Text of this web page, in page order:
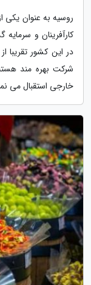
روسیه به عنوان یکی
کارآفرینان و
در این کشور تقریبا
شرکت بهره مند
خارجی استقبال می